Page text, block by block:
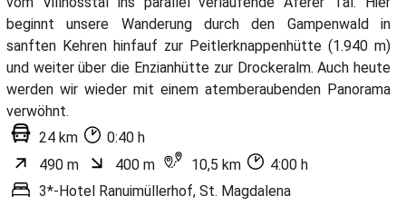
beginnt unsere Wanderung durch den Gampenwald in
sanften Kehren hinfauf zur Peitlerknappenhütte (1.940 m)
und weiter über die Enzianhütte zur Drockeralm. Auch heute
werden wir wieder mit einem atemberaubenden Panorama
verwöhnt.
24 km
0:40 h
490 m
400 m 10,5 km
4:00 h
3*-Hotel Ranuimüllerhof, St. Magdalena